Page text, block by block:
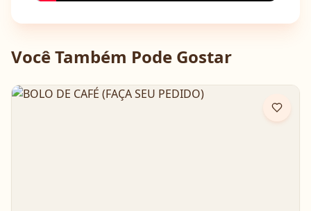
Você Também Pode Gostar